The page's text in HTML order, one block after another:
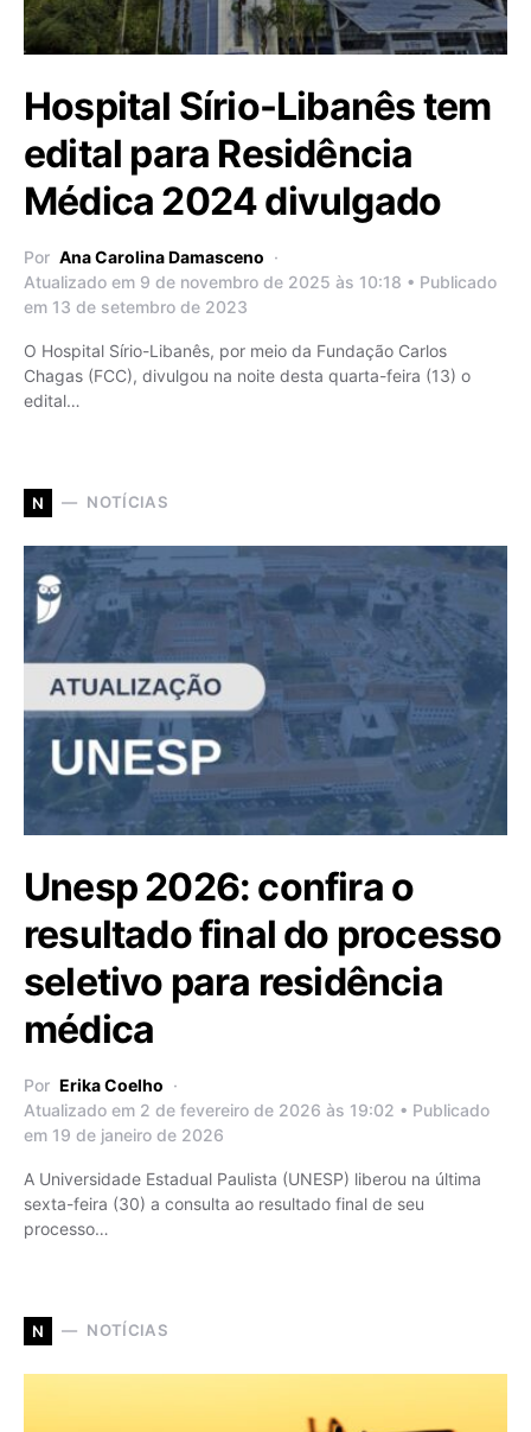
Hospital Sírio-Libanês tem
edital para Residência
Médica 2024 divulgado
Por Ana Carolina Damasceno
Atualizado em 9 de novembro de 2025 às 10:18 • Publicado
em 13 de setembro de 2023
O Hospital Sírio-Libanês, por meio da Fundação Carlos
Chagas (FCC), divulgou na noite desta quarta-feira (13) o
edital…
N NOTÍCIAS
Unesp 2026: confira o
resultado final do processo
seletivo para residência
médica
Por Erika Coelho
Atualizado em 2 de fevereiro de 2026 às 19:02 • Publicado
em 19 de janeiro de 2026
A Universidade Estadual Paulista (UNESP) liberou na última
sexta-feira (30) a consulta ao resultado final de seu
processo…
N NOTÍCIAS